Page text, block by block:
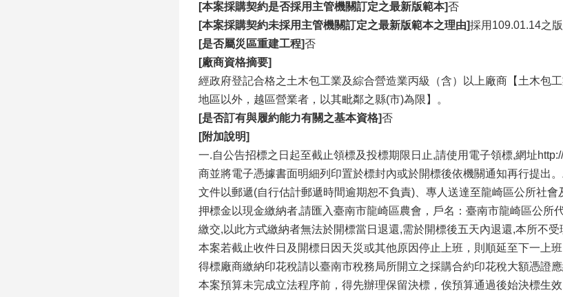
[本案採購契約是否採用主管機關訂定之最新版範本]否
[本案採購契約未採用主管機關訂定之最新版範本之理由]採用109.01.14之版
[是否屬災區重建工程]否
[廠商資格摘要]
經政府登記合格之土木包工業及綜合營造業丙級（含）以上廠商【土木包
地區以外，越區營業者，以其毗鄰之縣(市)為限】。
[是否訂有與履約能力有關之基本資格]否
[附加說明]
一.自公告招標之日起至截止領標及投標期限日止,請使用電子領標,網址
商並將電子憑據書面明細列印置於標封內或於開標後依機關通知再行提出
文件以郵遞(自行估計郵遞時間逾期恕不負責)、專人送達至龍崎區公所社會
押標金以現金繳納者,請匯入臺南市龍崎區農會，戶名：臺南市龍崎區公
繳交,以此方式繳納者無法於開標當日退還,需於開標後五天內退還,本所不受
本案若截止收件日及開標日因天災或其他原因停止上班，則順延至下一上
得標廠商繳納印花稅請以臺南市稅務局所開立之採購合約印花稅大額憑證應
本案預算未完成立法程序前，得先辦理保留決標，俟預算通過後始決標生效